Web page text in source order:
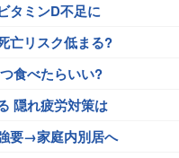
タミンD不足に
亡リスク低まる?
食べたらいい?
隠れ疲労対策は
要→家庭内別居へ